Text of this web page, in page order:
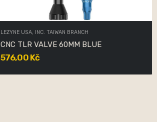
LEZYNE USA, INC. TAIWAN BRANCH
CNC TLR VALVE 60MM BLUE
576,00 Kč